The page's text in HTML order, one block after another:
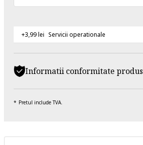
+3,99 lei Servicii operationale
Informatii conformitate produs
Pretul include TVA.